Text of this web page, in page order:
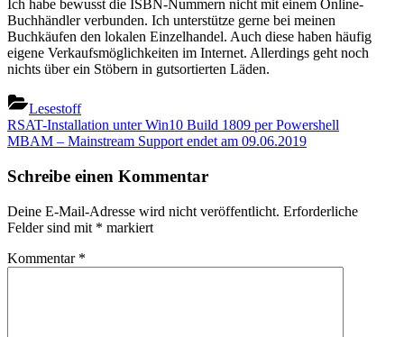
Ich habe bewusst die ISBN-Nummern nicht mit einem Online-
Buchhändler verbunden. Ich unterstütze gerne bei meinen
Buchkäufen den lokalen Einzelhandel. Auch diese haben häufig
eigene Verkaufsmöglichkeiten im Internet. Allerdings geht noch
nichts über ein Stöbern in gutsortierten Läden.
Lesestoff
Beitragsnavigation
Previous
Post:
RSAT-Installation unter Win10 Build 1809 per Powershell
Next
MBAM – Mainstream Support endet am 09.06.2019
Schreibe einen Kommentar
Deine E-Mail-Adresse wird nicht veröffentlicht. Erforderliche
Felder sind mit * markiert
Kommentar *